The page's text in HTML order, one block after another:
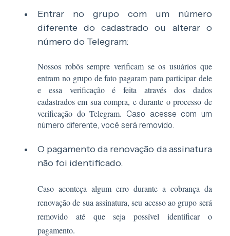
Entrar no grupo com um número
diferente do cadastrado ou alterar o
número do Telegram:
Nossos robôs sempre verificam se os usuários que
entram no grupo de fato pagaram para participar dele
e essa verificação é feita através dos dados
cadastrados em sua compra, e durante o processo de
verificação do Telegram. Caso acesse com um
número diferente, você será removido.
O pagamento da renovação da assinatura
não foi identificado.
Caso aconteça algum erro durante a cobrança da
renovação de sua assinatura, seu acesso ao grupo será
removido até que seja possível identificar o
pagamento.